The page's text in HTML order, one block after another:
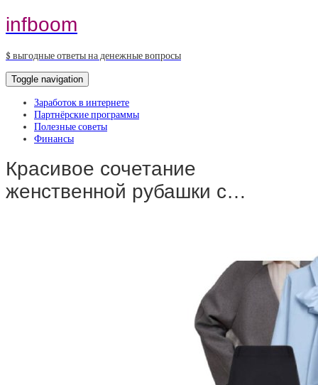
infboom
$ выгодные ответы на денежные вопросы
Toggle navigation
Заработок в интернете
Партнёрские программы
Полезные советы
Финансы
Красивое сочетание
женственной рубашки с…